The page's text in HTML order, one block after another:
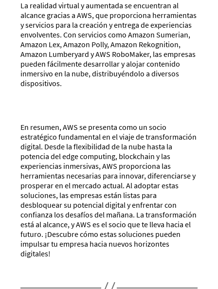
La realidad virtual y aumentada se encuentran al
alcance gracias a AWS, que proporciona herramientas
y servicios para la creación y entrega de experiencias
envolventes. Con servicios como Amazon Sumerian,
Amazon Lex, Amazon Polly, Amazon Rekognition,
Amazon Lumberyard y AWS RoboMaker, las empresas
pueden fácilmente desarrollar y alojar contenido
inmersivo en la nube, distribuyéndolo a diversos
dispositivos.
En resumen, AWS se presenta como un socio
estratégico fundamental en el viaje de transformación
digital. Desde la flexibilidad de la nube hasta la
potencia del edge computing, blockchain y las
experiencias inmersivas, AWS proporciona las
herramientas necesarias para innovar, diferenciarse y
prosperar en el mercado actual. Al adoptar estas
soluciones, las empresas están listas para
desbloquear su potencial digital y enfrentar con
confianza los desafíos del mañana. La transformación
está al alcance, y AWS es el socio que te lleva hacia el
futuro. ¡Descubre cómo estas soluciones pueden
impulsar tu empresa hacia nuevos horizontes
digitales!